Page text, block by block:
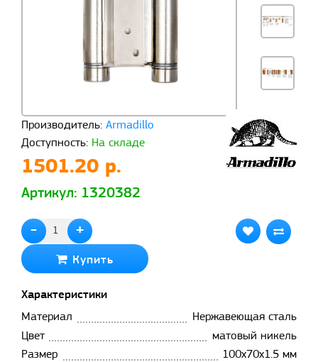
Производитель: Armadillo
Доступность: На складе
1501.20 р.
Артикул: 1320382
- +
Купить
Характеристики
Материал
Нержавеющая сталь
Цвет
матовый никель
Размер
100х70х1.5 мм